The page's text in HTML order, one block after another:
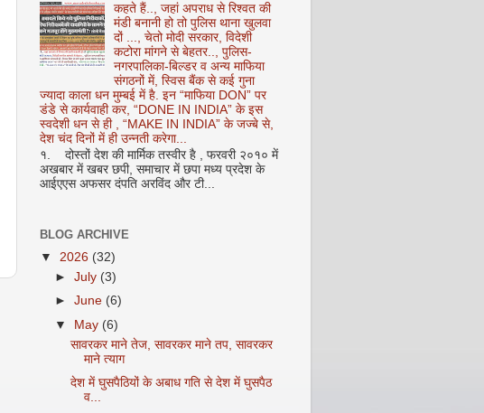
कहते हैं.., जहां अपराध से रिश्वत की
मंडी बनानी हो तो पुलिस थाना खुलवा
दों ..., चेतो मोदी सरकार, विदेशी
कटोरा मांगने से बेहतर.., पुलिस-
नगरपालिका-बिल्डर व अन्य माफिया
संगठनों में, स्विस बैंक से कई गुना
ज्यादा काला धन मुम्बई में है. इन “माफिया DON” पर
डंडे से कार्यवाही कर, “DONE IN INDIA” के इस
स्वदेशी धन से ही , “MAKE IN INDIA” के जज्बे से,
देश चंद दिनों में ही उन्नती करेगा...
१. दोस्तों देश की मार्मिक तस्वीर है , फरवरी २०१० में
अखबार में खबर छपी, समाचार में छपा मध्य प्रदेश के
आईएएस अफसर दंपति अरविंद और टी...
BLOG ARCHIVE
▼ 2026 (32)
►July (3)
►June (6)
▼ May (6)
सावरकर माने तेज, सावरकर माने तप, सावरकर
माने त्याग
देश में घुसपैठियों के अबाध गति से देश में घुसपैठ
व...